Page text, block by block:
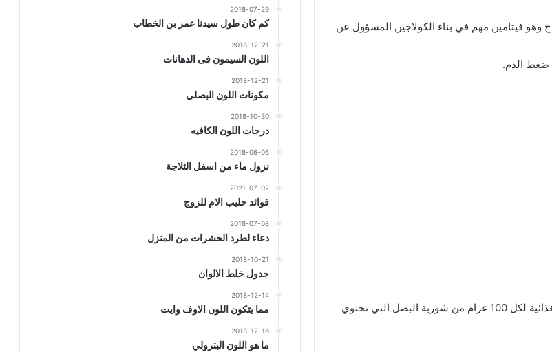
فيتامين مهم في بناء الكولاجين المسؤول عن
ضغط الدم.
بعد الانتهاء من الحديث حول فوائد شوربة البصل سننتقل للحديث حول القيمة الغذائية لكل 100 غرام من شوربة البصل التي تحتوي
2018-07-29
كم كان طول سيدنا عمر بن الخطاب
2018-12-21
اللون السيمون فى الدهانات
2018-12-21
مكونات اللون البصلي
2018-10-30
درجات اللون الكافيه
2018-06-06
نزول ماء من اسفل الثلاجة
2021-07-02
فوائد حليب الام للزوج
2018-07-08
دعاء لطرد الحشرات من المنزل
2018-10-21
جدول خلط الالوان
2018-12-14
مما يتكون اللون الاوف وايت
2018-12-16
ما هو اللون البترولي